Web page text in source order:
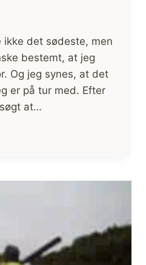
ikke det sødeste, men
bestemt, at jeg
Og jeg synes, at det
er på tur med. Efter
at…